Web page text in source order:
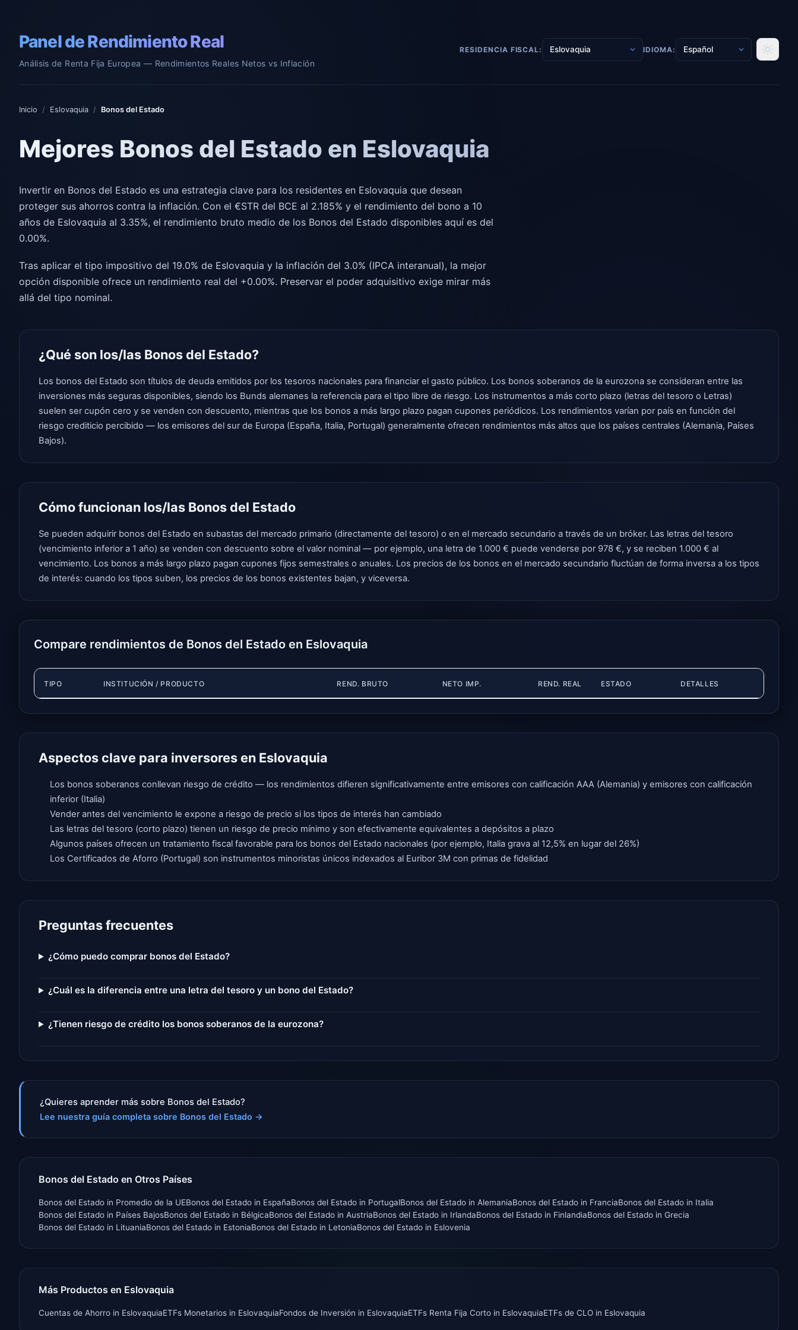
Panel de Rendimiento Real
Análisis de Renta Fija Europea — Rendimientos Reales Netos vs Inflación
RESIDENCIA FISCAL: IDIOMA:
Inicio / Eslovaquia / Bonos del Estado
Mejores Bonos del Estado en Eslovaquia
Invertir en Bonos del Estado es una estrategia clave para los residentes en Eslovaquia que desean
proteger sus ahorros contra la inflación. Con el €STR del BCE al 2.185% y el rendimiento del bono a 10
años de Eslovaquia al 3.35%, el rendimiento bruto medio de los Bonos del Estado disponibles aquí es del
0.00%.
Tras aplicar el tipo impositivo del 19.0% de Eslovaquia y la inflación del 3.0% (IPCA interanual), la mejor
opción disponible ofrece un rendimiento real del +0.00%. Preservar el poder adquisitivo exige mirar más
allá del tipo nominal.
¿Qué son los/las Bonos del Estado?
Los bonos del Estado son títulos de deuda emitidos por los tesoros nacionales para financiar el gasto público. Los bonos soberanos de la eurozona se consideran entre las
inversiones más seguras disponibles, siendo los Bunds alemanes la referencia para el tipo libre de riesgo. Los instrumentos a más corto plazo (letras del tesoro o Letras)
suelen ser cupón cero y se venden con descuento, mientras que los bonos a más largo plazo pagan cupones periódicos. Los rendimientos varían por país en función del
riesgo crediticio percibido — los emisores del sur de Europa (España, Italia, Portugal) generalmente ofrecen rendimientos más altos que los países centrales (Alemania, Países
Bajos).
Cómo funcionan los/las Bonos del Estado
Se pueden adquirir bonos del Estado en subastas del mercado primario (directamente del tesoro) o en el mercado secundario a través de un bróker. Las letras del tesoro
(vencimiento inferior a 1 año) se venden con descuento sobre el valor nominal — por ejemplo, una letra de 1.000 € puede venderse por 978 €, y se reciben 1.000 € al
vencimiento. Los bonos a más largo plazo pagan cupones fijos semestrales o anuales. Los precios de los bonos en el mercado secundario fluctúan de forma inversa a los tipos
de interés: cuando los tipos suben, los precios de los bonos existentes bajan, y viceversa.
Compare rendimientos de Bonos del Estado en Eslovaquia
TIPO INSTITUCIÓN / PRODUCTO REND. BRUTO NETO IMP. REND. REAL ESTADO DETALLES
Aspectos clave para inversores en Eslovaquia
Los bonos soberanos conllevan riesgo de crédito — los rendimientos difieren significativamente entre emisores con calificación AAA (Alemania) y emisores con calificación
inferior (Italia)
Vender antes del vencimiento le expone a riesgo de precio si los tipos de interés han cambiado
Las letras del tesoro (corto plazo) tienen un riesgo de precio mínimo y son efectivamente equivalentes a depósitos a plazo
Algunos países ofrecen un tratamiento fiscal favorable para los bonos del Estado nacionales (por ejemplo, Italia grava al 12,5% en lugar del 26%)
Los Certificados de Aforro (Portugal) son instrumentos minoristas únicos indexados al Euribor 3M con primas de fidelidad
Preguntas frecuentes
¿Cómo puedo comprar bonos del Estado?
¿Cuál es la diferencia entre una letra del tesoro y un bono del Estado?
¿Tienen riesgo de crédito los bonos soberanos de la eurozona?
¿Quieres aprender más sobre Bonos del Estado?
Lee nuestra guía completa sobre Bonos del Estado →
Bonos del Estado en Otros Países
Bonos del Estado in Promedio de la UEBonos del Estado in EspañaBonos del Estado in PortugalBonos del Estado in AlemaniaBonos del Estado in FranciaBonos del Estado in Italia
Bonos del Estado in Países BajosBonos del Estado in BélgicaBonos del Estado in AustriaBonos del Estado in IrlandaBonos del Estado in FinlandiaBonos del Estado in Grecia
Bonos del Estado in LituaniaBonos del Estado in EstoniaBonos del Estado in LetoniaBonos del Estado in Eslovenia
Más Productos en Eslovaquia
Cuentas de Ahorro in EslovaquiaETFs Monetarios in EslovaquiaFondos de Inversión in EslovaquiaETFs Renta Fija Corto in EslovaquiaETFs de CLO in Eslovaquia